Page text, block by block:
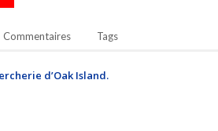
Commentaires Tags
d’Oak Island.